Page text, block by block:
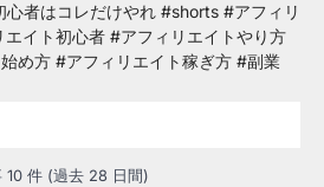
心者はコレだけやれ #shorts #アフィリ
エイト初心者 #アフィリエイトやり方
め方 #アフィリエイト稼ぎ方 #副業
10 件 (過去 28 日間)